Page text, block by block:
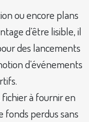
ou encore plans
d’être lisible, il
des lancements
d’événements
à fournir en
fonds perdus sans